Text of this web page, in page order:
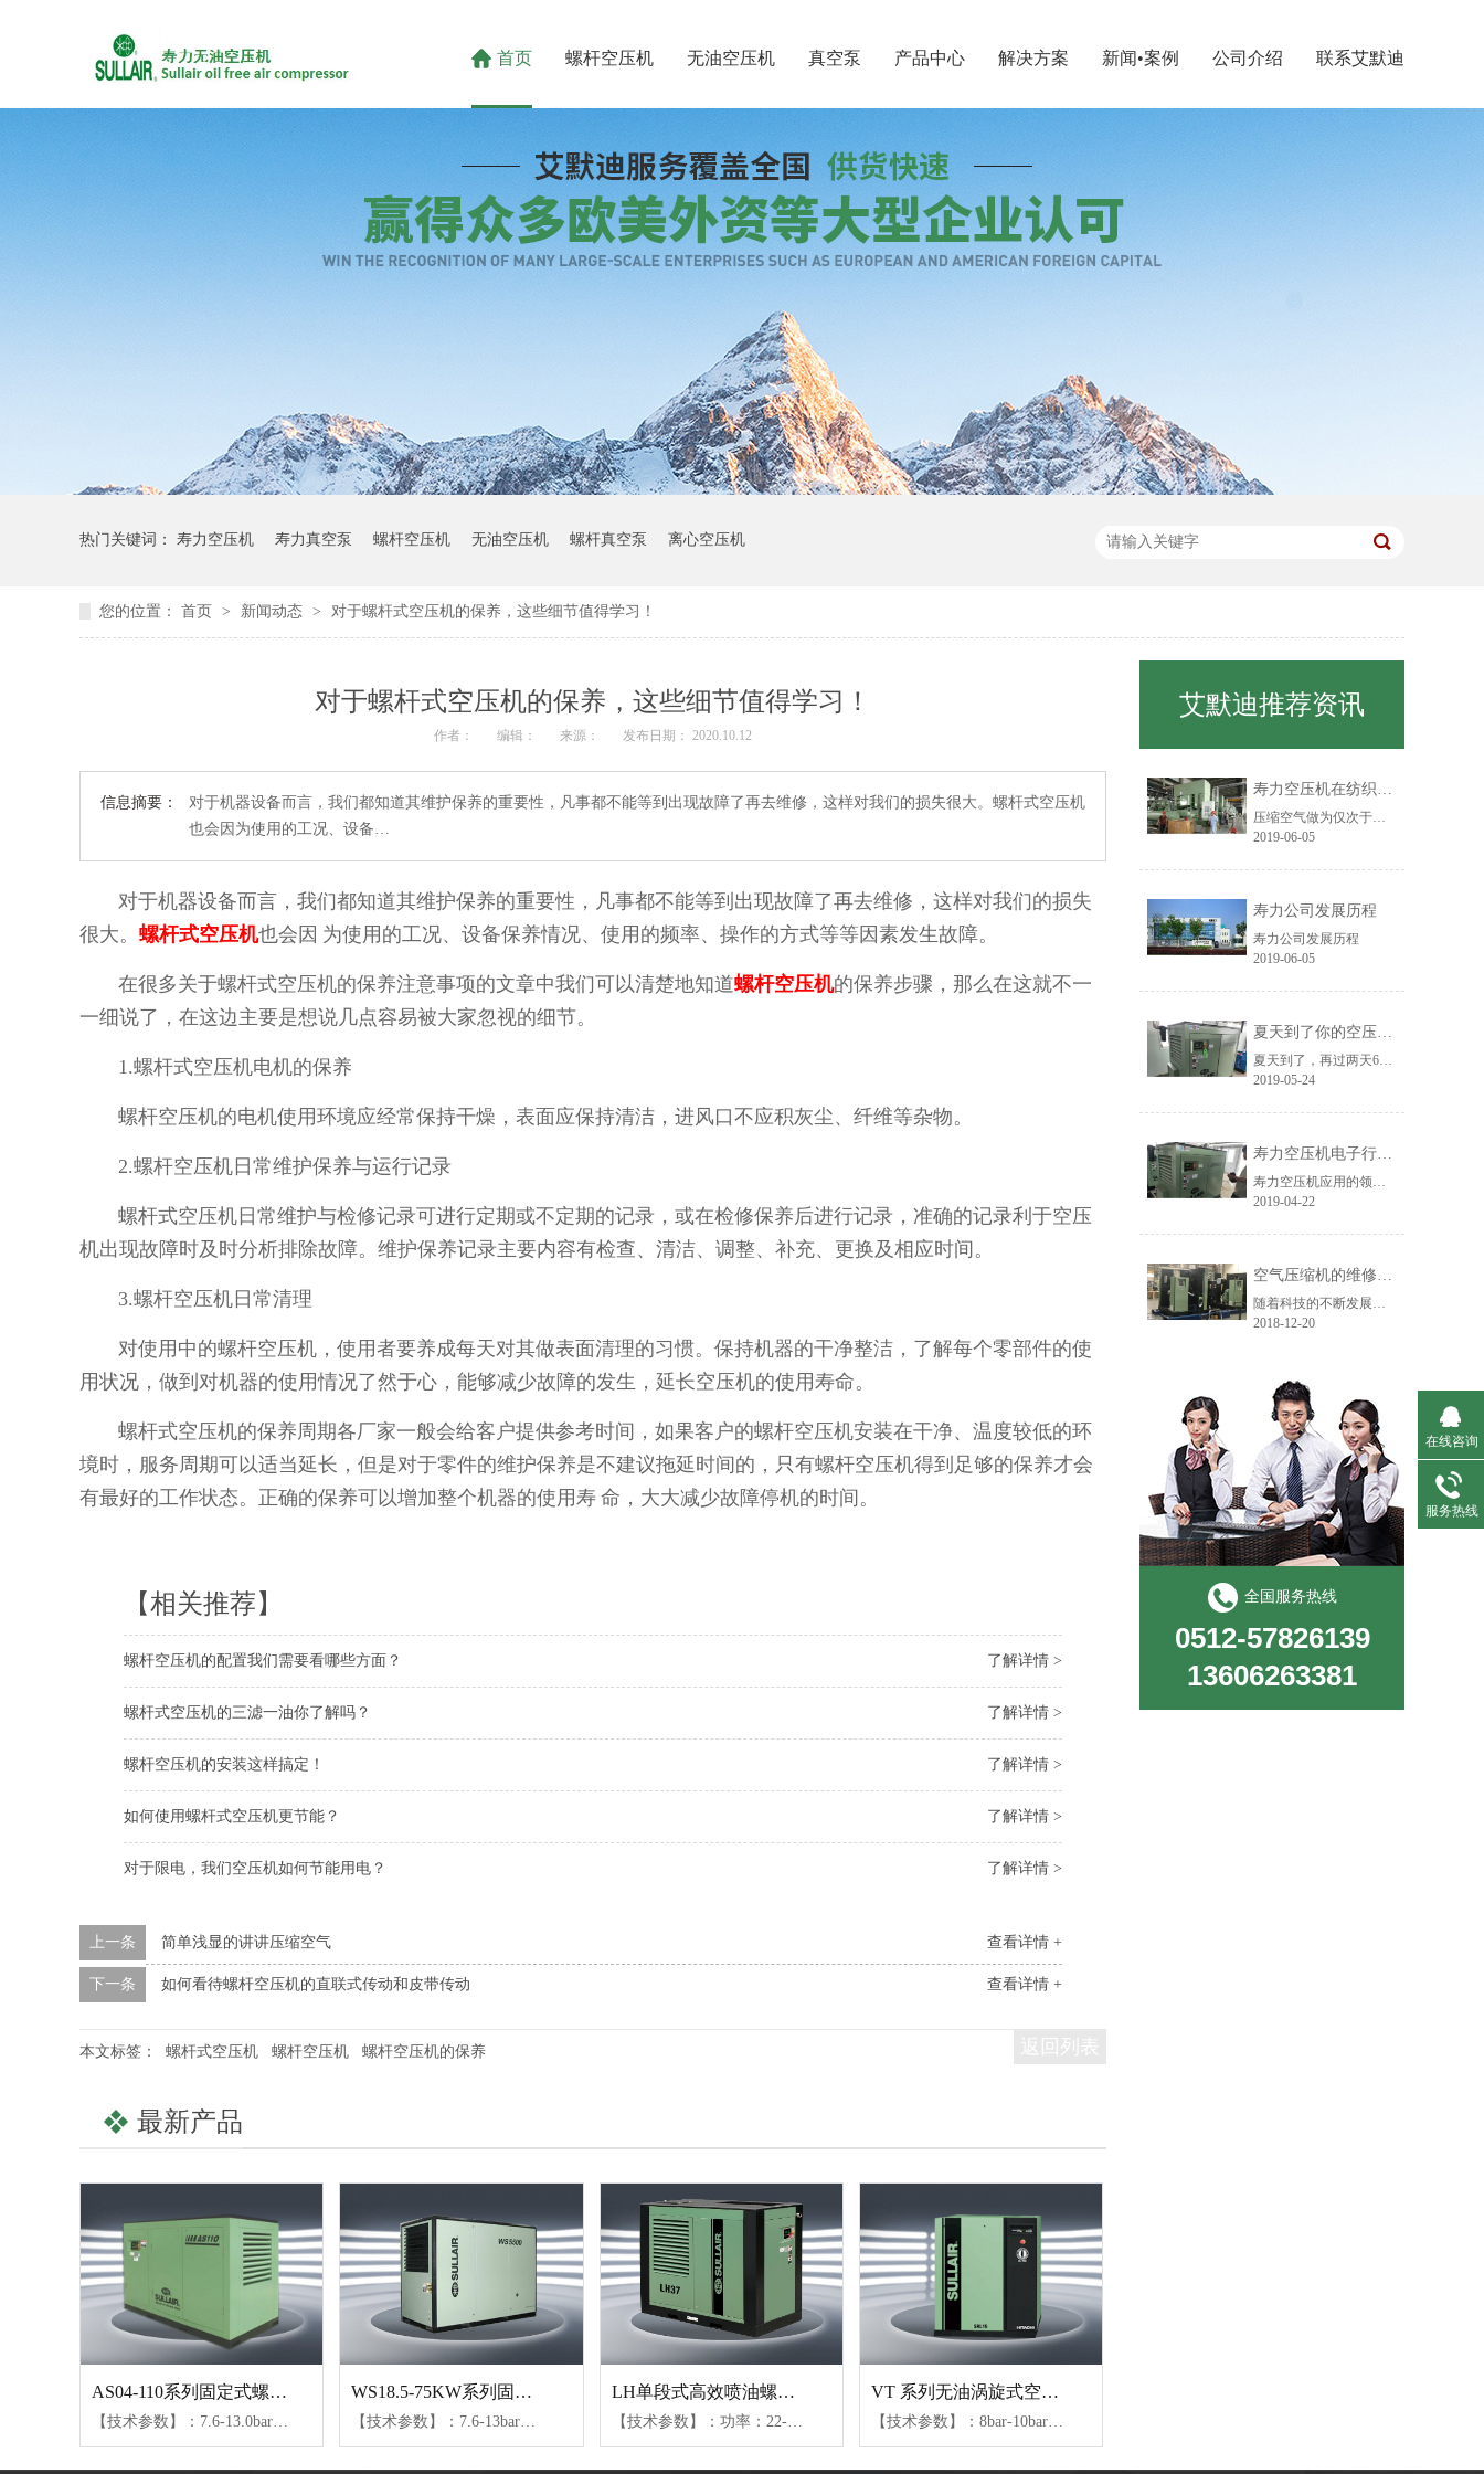
首页 螺杆空压机 无油空压机 真空泵 产品中心 解决方案 新闻•案例 公司介绍 联系艾默迪
热门关键词： 寿力空压机 寿力真空泵 螺杆空压机 无油空压机 螺杆真空泵 离心空压机
您的位置： 首页 > 新闻动态 > 对于螺杆式空压机的保养，这些细节值得学习！
对于螺杆式空压机的保养，这些细节值得学习！
作者： 编辑： 来源： 发布日期： 2020.10.12
信息摘要：
对于机器设备而言，我们都知道其维护保养的重要性，凡事都不能等到出现故障了再去维修，这样对我们的损失很大。螺杆式空压机
也会因为使用的工况、设备…
对于机器设备而言，我们都知道其维护保养的重要性，凡事都不能等到出现故障了再去维修，这样对我们的损失
很大。 螺杆式空压机也会因 为使用的工况、设备保养情况、使用的频率、操作的方式等等因素发生故障。
在很多关于螺杆式空压机的保养注意事项的文章中我们可以清楚地知道螺杆空压机的保养步骤， 那么在这就不一
一细说了，在这边主要是想说几点容易被大家忽视的细节。
1.螺杆式空压机电机的保养
螺杆空压机的电机使用环境应经常保持干燥，表面应保持清洁，进风口不应积灰尘、纤维等杂物。
2.螺杆空压机日常维护保养与运行记录
螺杆式空压机日常维护与检修记录可进行定期或不定期的记录，或在检修保养后进行记录，准确的记录利于空压
机出现故障时及时分析排除故障。维护保养记录主要内容有检查、清洁、调整、 补充、更换及相应时间。
3.螺杆空压机日常清理
对使用中的螺杆空压机，使用者要养成每天对其做表面清理的习惯。保持机器的干净整洁，了解每个零部件的使
用状况，做到对机器的使用情况了然于心，能够减少故障的发生，延长空压机的使用寿命。
螺杆式空压机的保养周期各厂家一般会给客户提供参考时间，如果客户的螺杆空压机安装在干净、温度较低的环
境时，服务周期可以适当延长，但是对于零件的维护保养是不建议拖延时间的， 只有螺杆空压机得到足够的保养才会
有最好的工作状态。正确的保养可以增加整个机器的使用寿 命，大大减少故障停机的时间。
【相关推荐】
了解详情 >
螺杆空压机的配置我们需要看哪些方面？
了解详情 >
螺杆式空压机的三滤一油你了解吗？
了解详情 >
螺杆空压机的安装这样搞定！
了解详情 >
如何使用螺杆式空压机更节能？
了解详情 >
对于限电，我们空压机如何节能用电？
查看详情 +
上一条 简单浅显的讲讲压缩空气
查看详情 +
下一条 如何看待螺杆空压机的直联式传动和皮带传动
本文标签： 螺杆式空压机 螺杆空压机 螺杆空压机的保养
最新产品
AS04-110系列固定式螺杆空压机
【技术参数】：7.6-13.0bar、0.4-20.1m³/min【可选配置】：SULL润滑油、24KT润滑油
WS18.5-75KW系列固定式螺杆空压机
【技术参数】：7.6-13bar、0.4-2.28m³/min(04-15)、2.2-6.8m³/min(18-37)、5.65-14.7m³/min(45-75)【可选配置】：风冷或水冷（水冷仅限45kW以上机组）、不同防护等级电机、变容控制或变频控制
LH单段式高效喷油螺杆机
【技术参数】：功率：22-160KW、压力范围：7.6bar-12bar、气量范围：2.1-32.5m³/min
VT 系列无油涡旋式空压机
【技术参数】：8bar-10bar、1.5-33KW、0.16-3.78m³/min
艾默迪推荐资讯
寿力空压机在纺织行业中的应用
压缩空气做为仅次于电力的第二大动力源，在纺织厂的应用已经处处可见，越来越多的纺织工艺过程已采用气动来完成。目前主要应用在纤维物料输送、胶辊加压、移动工位、喷射气流加工、射流自控技术、清洁部件等方面。
2019-06-05
寿力公司发展历程
寿力公司发展历程
2019-06-05
夏天到了你的空压机还撑得住吗？
夏天到了，再过两天6月份，我们将进入一年中最热的阶段，人在高温环境下很容易中暑，机器也是一样的，拿空压机来说，它的“中暑”表现形式就是高温报警停机。
2019-05-24
寿力空压机电子行业客户使用现场
寿力空压机应用的领域范围非常广泛，涉及到各行各业，今天主要介绍下寿力空压机在电子行业的应用。寿力空压机代理商艾默迪机电黄山客户使用现场：在电子行业，寿力空压机通常用于印刷电路板清洁、取放机等。
2019-04-22
空气压缩机的维修工程有哪些？
随着科技的不断发展，各类空气压缩机设备应用于我们的生活中，正确使用这些设备有助于我们工程的展开，在使用过程中，可能会出现故障。这个时候，我们就需要对空压机进行维修，按照维修程度可以分为三种类型，维修大小不同，但是也不是没有界线的，根据维修的部位和设备的使用情况，艾默迪机电小编带着大家一起来看看......
2018-12-20
全国服务热线
0512-57826139
13606263381
在线咨询
服务热线